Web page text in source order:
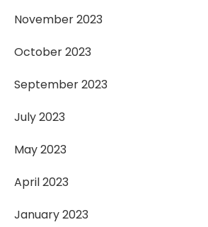
November 2023
October 2023
September 2023
July 2023
May 2023
April 2023
January 2023